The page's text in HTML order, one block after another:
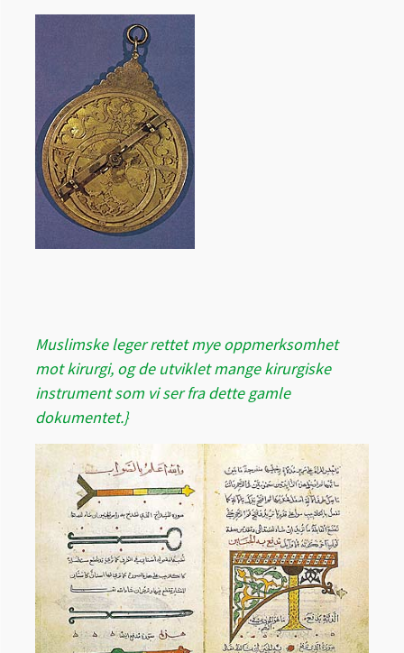
Muslimske leger rettet mye oppmerksomhet
mot kirurgi, og de utviklet mange kirurgiske
instrument som vi ser fra dette gamle
dokumentet.}